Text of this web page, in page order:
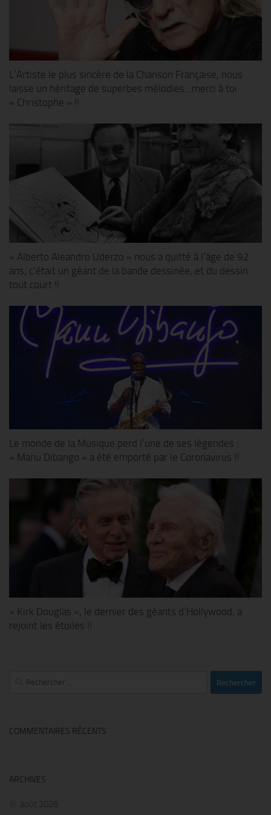
L’Artiste le plus sincère de la Chanson Française, nous
laisse un héritage de superbes mélodies…merci à toi
« Christophe » !!
« Alberto Aleandro Uderzo » nous a quitté à l’âge de 92
ans, c’était un géant de la bande dessinée, et du dessin
tout court !!
Le monde de la Musique perd l’une de ses légendes :
« Manu Dibango » a été emporté par le Coronavirus !!
« Kirk Douglas », le dernier des géants d’Hollywood, a
rejoint les étoiles !!
Rechercher :
COMMENTAIRES RÉCENTS
ARCHIVES
août 2026